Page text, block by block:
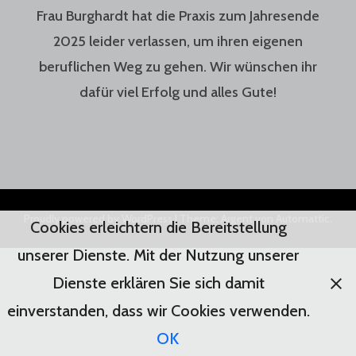
Frau Burghardt hat die Praxis zum Jahresende
2025 leider verlassen, um ihren eigenen
beruflichen Weg zu gehen. Wir wünschen ihr
dafür viel Erfolg und alles Gute!
Proudly powered by WordPress | Theme: Argent von
Cookies erleichtern die Bereitstellung
unserer Dienste. Mit der Nutzung unserer
Dienste erklären Sie sich damit
einverstanden, dass wir Cookies verwenden.
OK